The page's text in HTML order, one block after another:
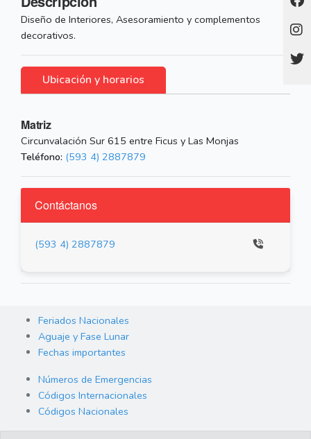
Diseño de Interiores, Asesoramiento y complementos
decorativos.
Ubicación y horarios
Matriz
Circunvalación Sur 615 entre Ficus y Las Monjas
Teléfono: (593 4) 2887879
Contáctanos
(593 4) 2887879
Feriados Nacionales
Aguaje y Fase Lunar
Fechas importantes
Números de Emergencias
Códigos Internacionales
Códigos Nacionales